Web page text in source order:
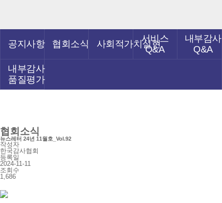
공지사항 협회소식 사회적가치실현
서비스
Q&A
내부감사
Q&A
내부감사
품질평가
협회소식
뉴스레터 24년 11월호_Vol.92
작성자
한국감사협회
등록일
2024-11-11
조회수
1,686